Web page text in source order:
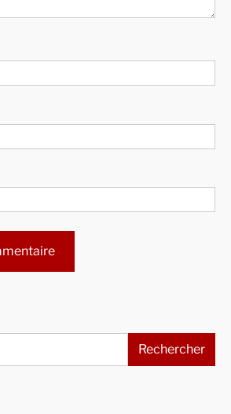
Rechercher